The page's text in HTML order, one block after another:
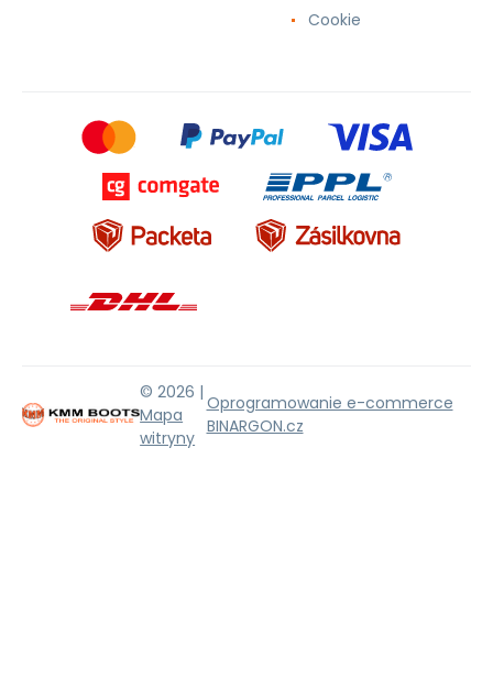
Cookie
© 2026 |
Mapa
witryny
Oprogramowanie e-commerce
BINARGON.cz